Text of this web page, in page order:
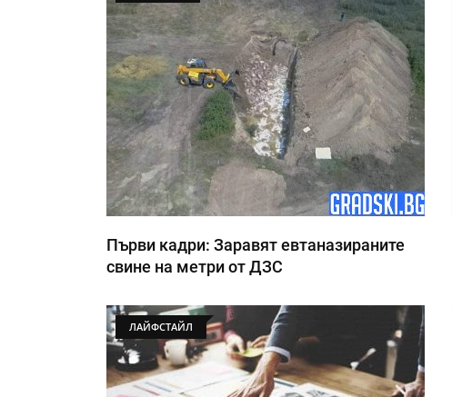
Първи кадри: Заравят евтаназираните
свине на метри от ДЗС
ЛАЙФСТАЙЛ